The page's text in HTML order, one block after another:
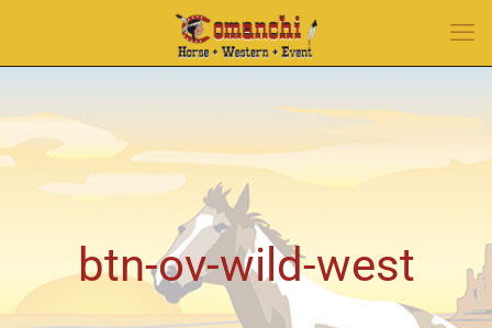
btn-ov-wild-west